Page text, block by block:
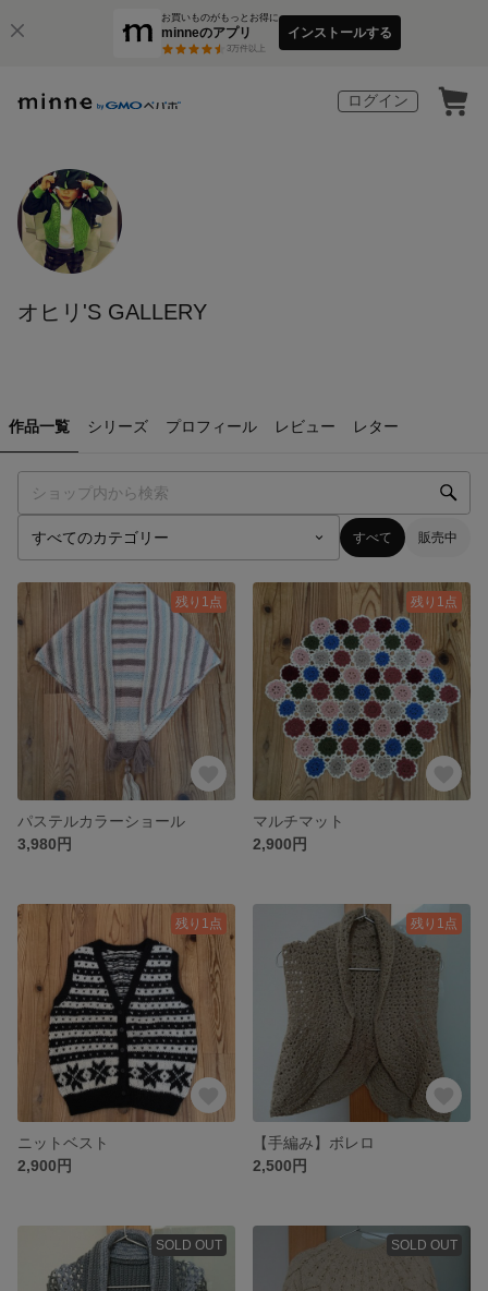
お買いものがもっとお得に
minneのアプリ
3万件以上
インストールする
ログイン
オヒリ'S GALLERY
作品一覧 シリーズ プロフィール レビュー レター
すべて 販売中
残り1点
パステルカラーショール
3,980円
残り1点
マルチマット
2,900円
残り1点
ニットベスト
2,900円
残り1点
【手編み】ボレロ
2,500円
SOLD OUT SOLD OUT